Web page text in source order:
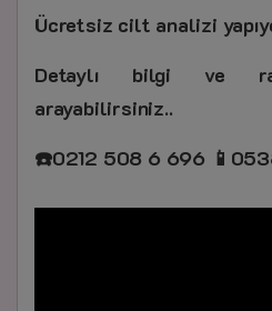
Ücretsiz cilt analizi
Detaylı bilgi ve
arayabilirsiniz..
☎️0212 508 6 696